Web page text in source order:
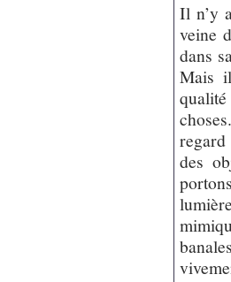
Il n’y
veine
dans
Mais
des